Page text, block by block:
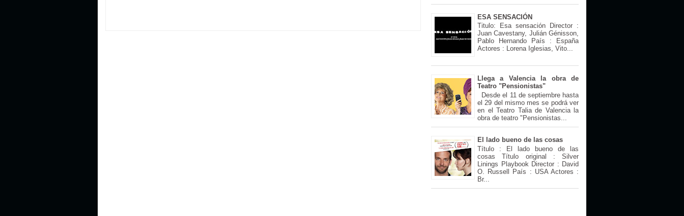
ESA SENSACIÓN
Titulo: Esa sensación Director :
Juan Cavestany, Julián Génisson,
Pablo Hernando País : España
Actores : Lorena Iglesias, Vito...
Llega a Valencia la obra de
Teatro "Pensionistas"
Desde el 11 de septiembre hasta
el 29 del mismo mes se podrá ver
en el Teatro Talia de Valencia la
obra de teatro "Pensionistas...
El lado bueno de las cosas
Título : El lado bueno de las
cosas Título original : Silver
Linings Playbook Director : David
O. Russell País : USA Actores :
Br...